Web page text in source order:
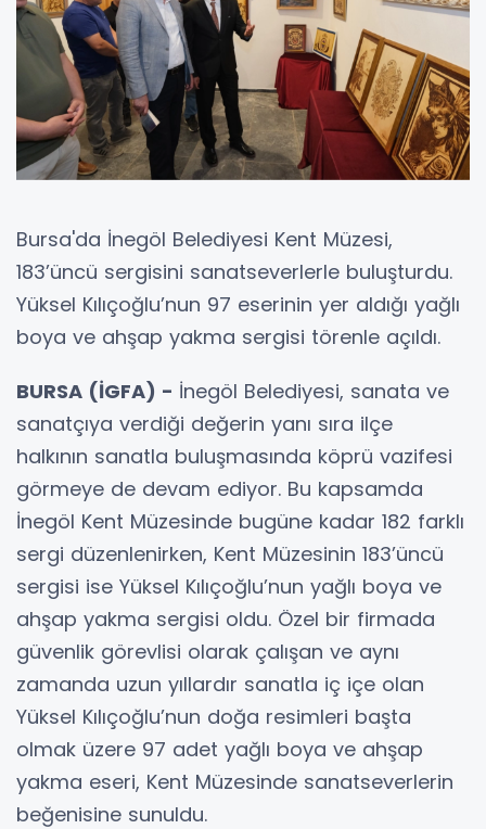
Bursa'da İnegöl Belediyesi Kent Müzesi,
183’üncü sergisini sanatseverlerle buluşturdu.
Yüksel Kılıçoğlu’nun 97 eserinin yer aldığı yağlı
boya ve ahşap yakma sergisi törenle açıldı.
BURSA (İGFA) - İnegöl Belediyesi, sanata ve
sanatçıya verdiği değerin yanı sıra ilçe
halkının sanatla buluşmasında köprü vazifesi
görmeye de devam ediyor. Bu kapsamda
İnegöl Kent Müzesinde bugüne kadar 182 farklı
sergi düzenlenirken, Kent Müzesinin 183’üncü
sergisi ise Yüksel Kılıçoğlu’nun yağlı boya ve
ahşap yakma sergisi oldu. Özel bir firmada
güvenlik görevlisi olarak çalışan ve aynı
zamanda uzun yıllardır sanatla iç içe olan
Yüksel Kılıçoğlu’nun doğa resimleri başta
olmak üzere 97 adet yağlı boya ve ahşap
yakma eseri, Kent Müzesinde sanatseverlerin
beğenisine sunuldu.